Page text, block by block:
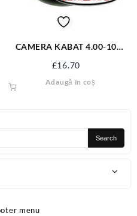
CAMERA KABAT 4.00-10
£16.70
Adaugă în coș
menu